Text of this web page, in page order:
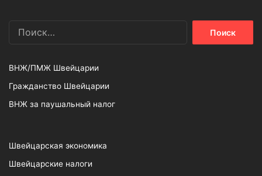
ВНЖ/ПМЖ Швейцарии
Гражданство Швейцарии
ВНЖ за паушальный налог
Швейцарская экономика
Швейцарские налоги